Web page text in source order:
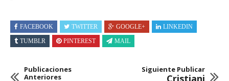
FACEBOOK TWITTER GOOGLE+
LINKEDIN
TUMBLR
PINTEREST MAIL
Publicaciones
Anteriores
Siguiente Publicar
Cristiani